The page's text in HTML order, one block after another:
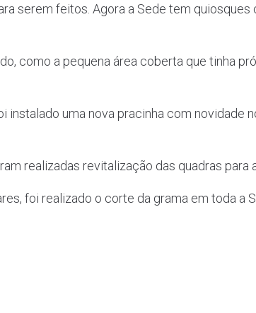
serem feitos. Agora a Sede tem
como a pequena área coberta que tinha
instalado uma nova pracinha com novidade
realizadas revitalização das quadras para
foi realizado o corte da grama em toda a